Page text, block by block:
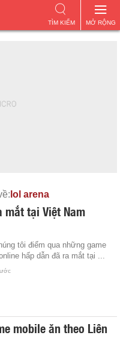
MỞ RỘNG
TÌM KIẾM
lol arena
mắt tại Việt Nam
tôi điểm qua những game
hấp dẫn đã ra mắt tại ...
mobile ăn theo Liên